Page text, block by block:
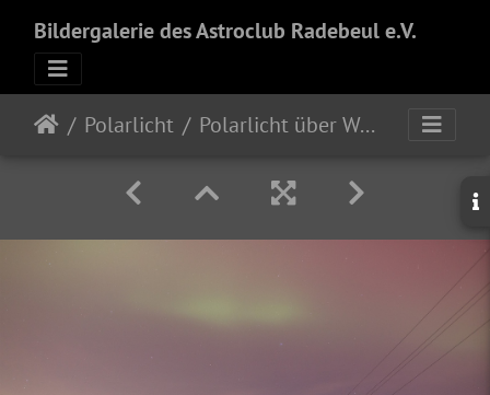
Bildergalerie des Astroclub Radebeul e.V.
Polarlicht Polarlicht über Wahnsdorf